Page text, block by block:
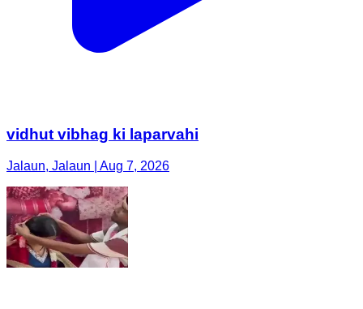
vidhut vibhag ki laparvahi
Jalaun, Jalaun | Aug 7, 2026